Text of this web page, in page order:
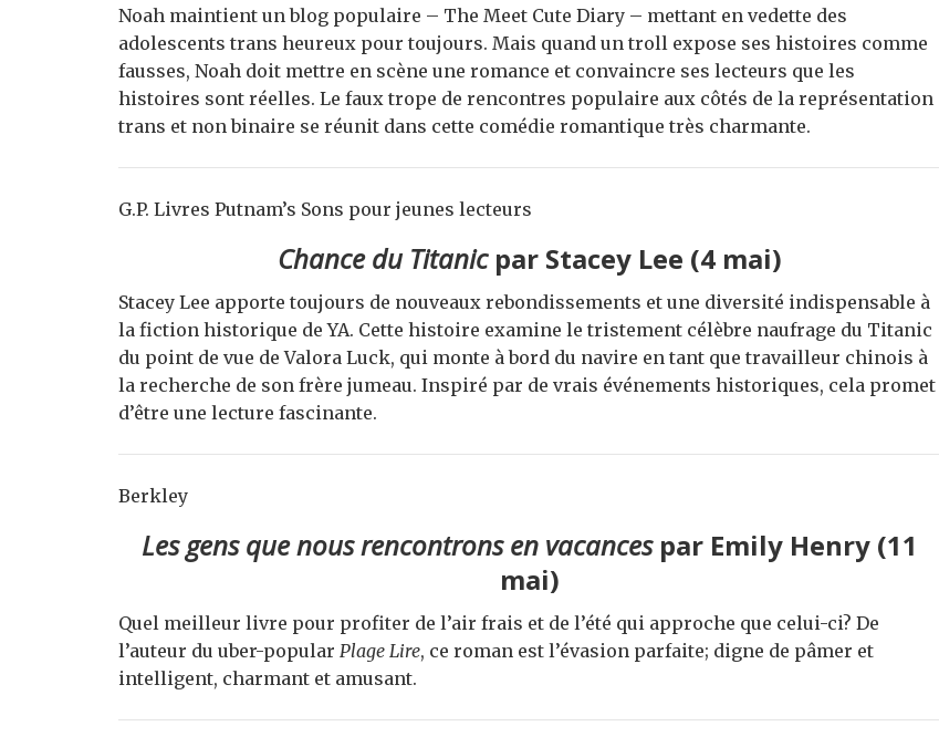
Noah maintient un blog populaire – The Meet Cute Diary – mettant en vedette des
adolescents trans heureux pour toujours. Mais quand un troll expose ses histoires comme
fausses, Noah doit mettre en scène une romance et convaincre ses lecteurs que les
histoires sont réelles. Le faux trope de rencontres populaire aux côtés de la représentation
trans et non binaire se réunit dans cette comédie romantique très charmante.
G.P. Livres Putnam’s Sons pour jeunes lecteurs
Chance du Titanicpar Stacey Lee (4 mai)
Stacey Lee apporte toujours de nouveaux rebondissements et une diversité indispensable à
la fiction historique de YA. Cette histoire examine le tristement célèbre naufrage du Titanic
du point de vue de Valora Luck, qui monte à bord du navire en tant que travailleur chinois à
la recherche de son frère jumeau. Inspiré par de vrais événements historiques, cela promet
d’être une lecture fascinante.
Berkley
Les gens que nous rencontrons en vacances par Emily Henry (11
mai)
Quel meilleur livre pour profiter de l’air frais et de l’été qui approche que celui-ci? De
l’auteur du uber-popular Plage Lire, ce roman est l’évasion parfaite; digne de pâmer et
intelligent, charmant et amusant.